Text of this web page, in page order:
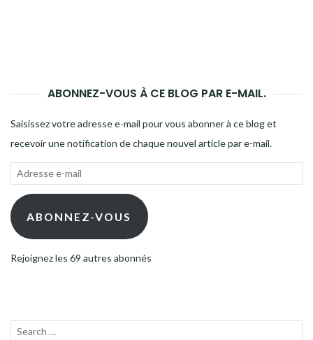
ABONNEZ-VOUS À CE BLOG PAR E-MAIL.
Saisissez votre adresse e-mail pour vous abonner à ce blog et
recevoir une notification de chaque nouvel article par e-mail.
Adresse
mail ABONNEZ-VOUS
Rejoignez les 69 autres abonnés
Recherche